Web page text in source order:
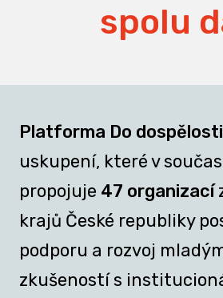
spolu
Platforma Do dospělosti
uskupení, které v
propojuje 47 organizací
krajů České republiky
podporu a rozvoj
zkušeností s